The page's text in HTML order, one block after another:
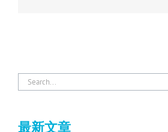
Search
for:
最新文章